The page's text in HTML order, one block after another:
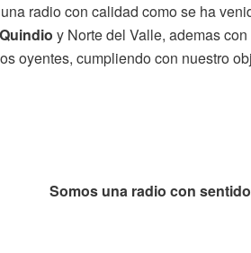
radiocon calidad como se ha
Quindio y Norte del Valle, ademas
oyentes, cumpliendo con nuestro
con sentido